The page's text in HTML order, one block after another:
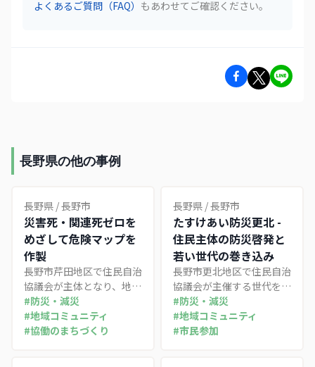
よくあるご質問（FAQ） もあわせてご確認ください。
長野県の他の事例
長野県 /長野市
災害死・関連死ゼロを
めざして危険マップを
作製
長野市芹田地区で住民自治
協議会が主体となり、地域
独自の洪水危険箇所マップ
を作成。令和元年東日本台
風の教訓を活かし、全戸配
#防災・減災
#地域コミュニティ
#協働のまちづくり
長野県 /長野市
たすけあい防災更北 -
住民主体の防災啓発と
若い世代の巻き込み
長野市更北地区で住民自治
協議会が主催する世代を超
えた防災啓発プロジェク
ト。シンポジウム、学生コ
ンテスト、防災フェスを段
#防災・減災
#地域コミュニティ
#市民参加